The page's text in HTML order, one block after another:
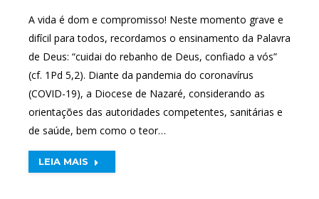
A vida é dom e compromisso! Neste momento grave e
difícil para todos, recordamos o ensinamento da Palavra
de Deus: “cuidai do rebanho de Deus, confiado a vós”
(cf. 1Pd 5,2). Diante da pandemia do coronavírus
(COVID-19), a Diocese de Nazaré, considerando as
orientações das autoridades competentes, sanitárias e
de saúde, bem como o teor…
LEIA MAIS